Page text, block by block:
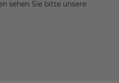
sehen Sie bitte unsere